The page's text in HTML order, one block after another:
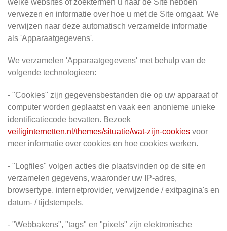
welke websites of zoektermen u naar de Site hebben
verwezen en informatie over hoe u met de Site omgaat. We
verwijzen naar deze automatisch verzamelde informatie
als 'Apparaatgegevens'.
We verzamelen 'Apparaatgegevens' met behulp van de
volgende technologieen:
- "Cookies" zijn gegevensbestanden die op uw apparaat of
computer worden geplaatst en vaak een anonieme unieke
identificatiecode bevatten. Bezoek
veiliginternetten.nl/themes/situatie/wat-zijn-cookies voor
meer informatie over cookies en hoe cookies werken.
- "Logfiles" volgen acties die plaatsvinden op de site en
verzamelen gegevens, waaronder uw IP-adres,
browsertype, internetprovider, verwijzende / exitpagina's en
datum- / tijdstempels.
- "Webbakens", "tags" en "pixels" zijn elektronische